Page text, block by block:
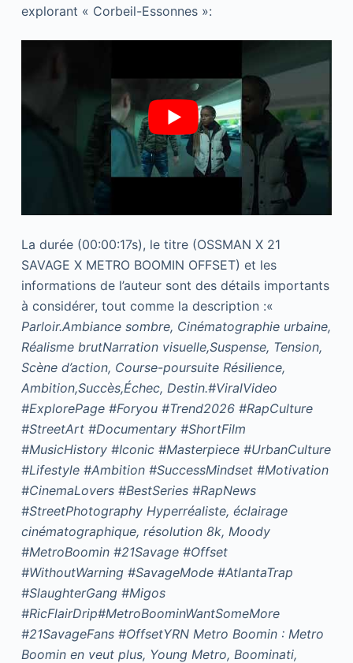
explorant « Corbeil-Essonnes »:
La durée (00:00:17s), le titre (OSSMAN X 21
SAVAGE X METRO BOOMIN OFFSET) et les
informations de l’auteur sont des détails importants
à considérer, tout comme la description :«
Parloir.Ambiance sombre, Cinématographie urbaine,
Réalisme brutNarration visuelle,Suspense, Tension,
Scène d’action, Course-poursuite Résilience,
Ambition,Succès,Échec, Destin.#ViralVideo
#ExplorePage #Foryou #Trend2026 #RapCulture
#StreetArt #Documentary #ShortFilm
#MusicHistory #Iconic #Masterpiece #UrbanCulture
#Lifestyle #Ambition #SuccessMindset #Motivation
#CinemaLovers #BestSeries #RapNews
#StreetPhotography Hyperréaliste, éclairage
cinématographique, résolution 8k, Moody
#MetroBoomin #21Savage #Offset
#WithoutWarning #SavageMode #AtlantaTrap
#SlaughterGang #Migos
#RicFlairDrip#MetroBoominWantSomeMore
#21SavageFans #OffsetYRN Metro Boomin : Metro
Boomin en veut plus, Young Metro, Boominati,